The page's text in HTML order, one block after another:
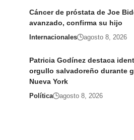
Cáncer de próstata de Joe
avanzado, confirma su hijo
Internacionales agosto 8, 2026
Patricia Godínez destaca
orgullo salvadoreño durante
Nueva York
Política agosto 8, 2026